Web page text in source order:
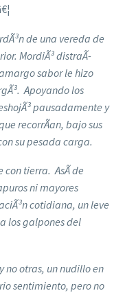
de una vereda de
MordiÃ³ distraÃ­
sabor le hizo
Apoyando los
pausadamente y
recorrÃ­an, bajo sus
su pesada carga.
con tierra. AsÃ­ de
ni mayores
cotidiana, un leve
los galpones del
no otras, un nudillo en
sentimiento, pero no